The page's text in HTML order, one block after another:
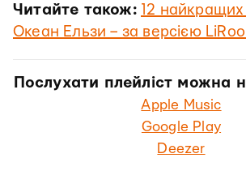
Читайте також: 12 найкращих
Океан Ельзи – за версією
Послухати плейліст можна
Apple Music
Google Play
Deezer